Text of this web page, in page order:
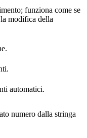
funziona come se
modifica della
automatici.
numero dalla stringa